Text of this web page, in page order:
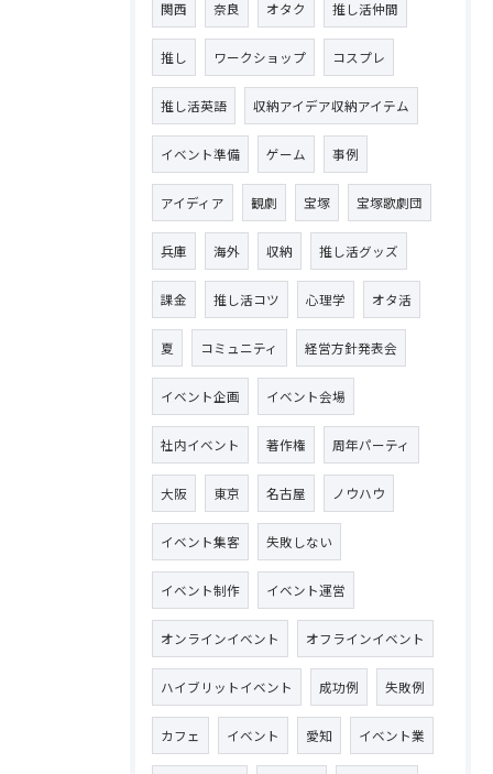
関西 奈良 オタク 推し活仲間
推し ワークショップ コスプレ
推し活英語 収納アイデア収納アイテム
イベント準備 ゲーム 事例
アイディア 観劇 宝塚 宝塚歌劇団
兵庫 海外 収納 推し活グッズ
課金 推し活コツ 心理学 オタ活
夏 コミュニティ 経営方針発表会
イベント企画 イベント会場
社内イベント 著作権 周年パーティ
大阪 東京 名古屋 ノウハウ
イベント集客 失敗しない
イベント制作 イベント運営
オンラインイベント オフラインイベント
ハイブリットイベント 成功例 失敗例
カフェ イベント 愛知 イベント業